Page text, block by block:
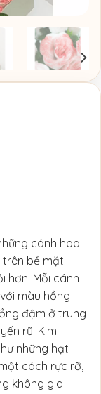
cánh hoa
trên bề mặt
hơn. Mỗi cánh
màu hồng
đậm ở trung
rũ. Kim
những hạt
cách rực rỡ,
không gia